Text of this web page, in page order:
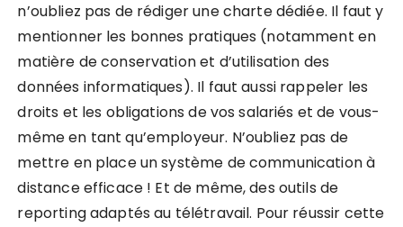
n’oubliez pas de rédiger une charte dédiée. Il faut y
mentionner les bonnes pratiques (notamment en
matière de conservation et d’utilisation des
données informatiques). Il faut aussi rappeler les
droits et les obligations de vos salariés et de vous-
même en tant qu’employeur. N’oubliez pas de
mettre en place un système de communication à
distance efficace ! Et de même, des outils de
reporting adaptés au télétravail. Pour réussir cette